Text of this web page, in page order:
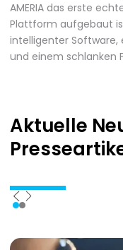
AMERIA das erste
Plattform aufgebaut
intelligenter Software,
und einem schlanken
Aktuelle